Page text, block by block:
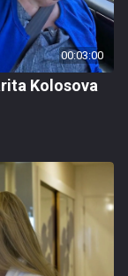
00:03:00
Kolosova